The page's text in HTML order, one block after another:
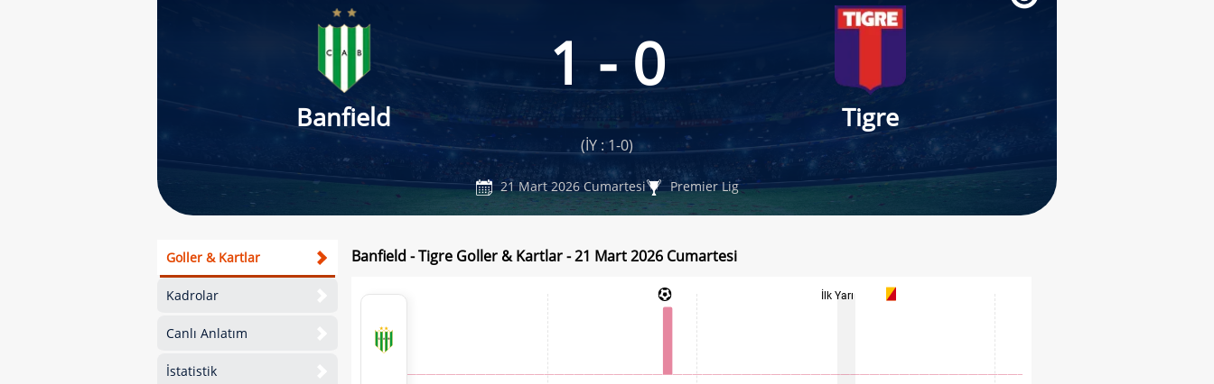
Banfield
1 - 0
Tigre
(İY : 1-0)
21 Mart 2026 Cumartesi Premier Lig
Goller & Kartlar
Kadrolar
Canlı Anlatım
İstatistik
Banfield - Tigre Goller & Kartlar - 21 Mart 2026 Cumartesi
İlk Yarı